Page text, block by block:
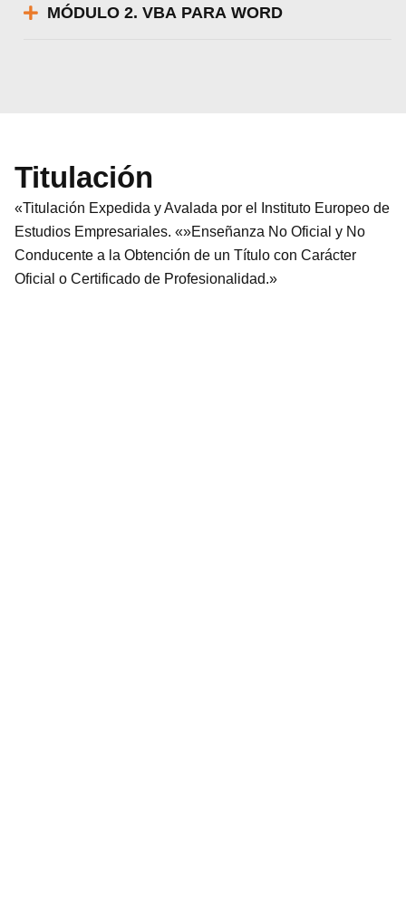
MÓDULO 2. VBA PARA WORD
Titulación
«Titulación Expedida y Avalada por el Instituto Europeo de
Estudios Empresariales. «»Enseñanza No Oficial y No
Conducente a la Obtención de un Título con Carácter
Oficial o Certificado de Profesionalidad.»